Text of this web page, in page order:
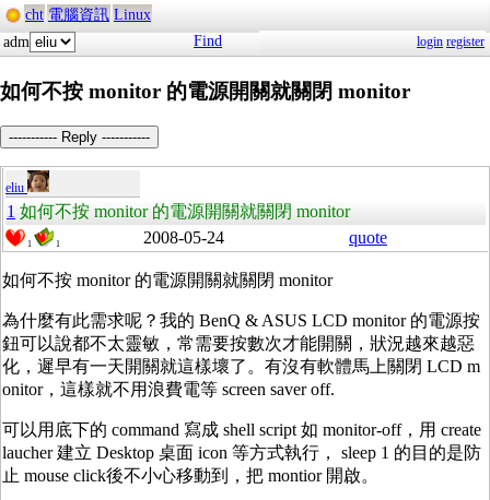
cht 電腦資訊 Linux
adm
Find login register
如何不按 monitor 的電源開關就關閉 monitor
----------- Reply -----------
eliu
1 如何不按 monitor 的電源開關就關閉 monitor
1 1 2008-05-24 quote
如何不按 monitor 的電源開關就關閉 monitor
為什麼有此需求呢？我的 BenQ & ASUS LCD monitor 的電源按
鈕可以說都不太靈敏，常需要按數次才能開關，狀況越來越惡
化，遲早有一天開關就這樣壞了。有沒有軟體馬上關閉 LCD m
onitor，這樣就不用浪費電等 screen saver off.
可以用底下的 command 寫成 shell script 如 monitor-off，用 create
laucher 建立 Desktop 桌面 icon 等方式執行， sleep 1 的目的是防
止 mouse click後不小心移動到，把 montior 開啟。